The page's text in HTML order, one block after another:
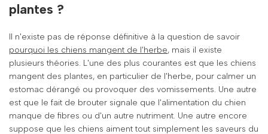
plantes ?
Il n'existe pas de réponse définitive à la question de savoir
pourquoi les chiens mangent de l'herbe, mais il existe
plusieurs théories. L'une des plus courantes est que les chiens
mangent des plantes, en particulier de l'herbe, pour calmer un
estomac dérangé ou provoquer des vomissements. Une autre
est que le fait de brouter signale que l'alimentation du chien
manque de fibres ou d'un autre nutriment. Une autre encore
suppose que les chiens aiment tout simplement les saveurs du